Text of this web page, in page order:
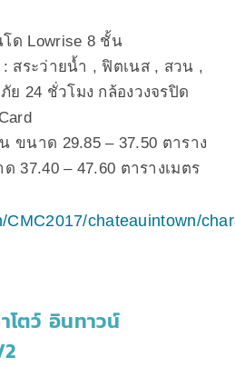
ด Lowrise 8 ชั้น
สระว่ายน้ำ , ฟิตเนส , สวน ,
ย 24 ชั่วโมง กล้องวงจรปิด
ขนาด 29.85 – 37.50 ตาราง
37.40 – 47.60 ตารางเมตร
CMC2017/chateauintown/
โตว์ อินทาวน์